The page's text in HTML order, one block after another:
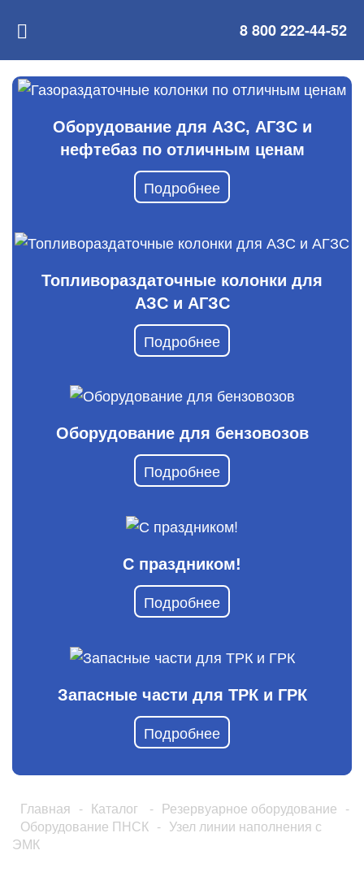
8 800 222-44-52
Оборудование для АЗС, АГЗС и
нефтебаз по отличным ценам
Подробнее
Топливораздаточные колонки для
АЗС и АГЗС
Подробнее
Оборудование для бензовозов
Подробнее
С праздником!
Подробнее
Запасные части для ТРК и ГРК
Подробнее
Главная - Каталог - Резервуарное оборудование -
Оборудование ПНСК - Узел линии наполнения с
ЭМК